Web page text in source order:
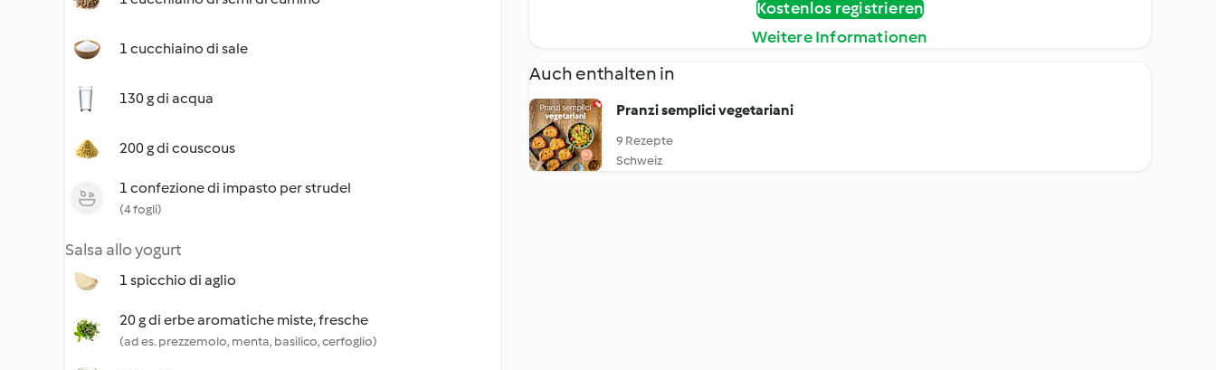
1 cucchiaino di sale
130 g di acqua
200 g di couscous
1 confezione di impasto per strudel
(4 fogli)
Salsa allo yogurt
1 spicchio di aglio
20 g di erbe aromatiche miste, fresche
(ad es. prezzemolo, menta, basilico, cerfoglio)
Kostenlos registrieren
Weitere Informationen
Auch enthalten in
Pranzi semplici vegetariani
9 Rezepte
Schweiz